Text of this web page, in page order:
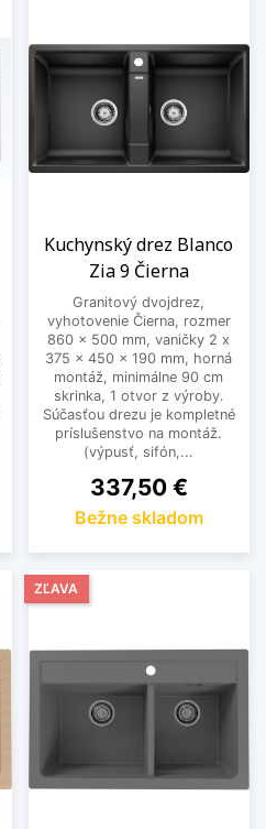
Kuchynský drez Blanco
Zia 9 Čierna
Granitový dvojdrez,
vyhotovenie Čierna, rozmer
860 x 500 mm, vaničky 2 x
375 x 450 x 190 mm, horná
montáž, minimálne 90 cm
skrinka, 1 otvor z výroby.
Súčasťou drezu je kompletné
príslušenstvo na montáž.
(výpusť, sifón,...
Cena
337,50 €
Bežne skladom
ZĽAVA